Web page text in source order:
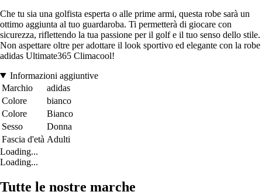
Che tu sia una golfista esperta o alle prime armi, questa robe sarà un
ottimo aggiunta al tuo guardaroba. Ti permetterà di giocare con
sicurezza, riflettendo la tua passione per il golf e il tuo senso dello stile.
Non aspettare oltre per adottare il look sportivo ed elegante con la robe
adidas Ultimate365 Climacool!
Informazioni aggiuntive
Marchio
adidas
Colore
bianco
Colore
Bianco
Sesso
Donna
Fascia d'età Adulti
Loading...
Loading...
Tutte le nostre marche